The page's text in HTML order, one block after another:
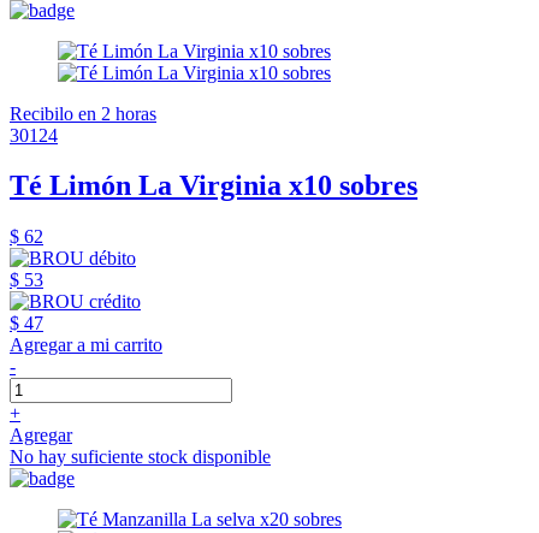
Recibilo en 2 horas
30124
Té Limón La Virginia x10 sobres
$ 62
$ 53
$ 47
Agregar a mi carrito
-
+
Agregar
No hay suficiente stock disponible